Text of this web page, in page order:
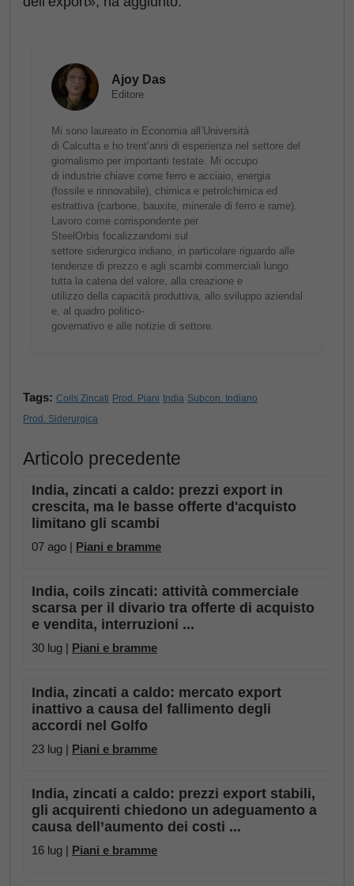
Ajoy Das
Editore
Mi sono laureato in Economia all’Università
di Calcutta e ho trent’anni di esperienza nel settore del
giornalismo per importanti testate. Mi occupo
di industrie chiave come ferro e acciaio, energia
(fossile e rinnovabile), chimica e petrolchimica ed
estrattiva (carbone, bauxite, minerale di ferro e rame).
Lavoro come corrispondente per
SteelOrbis focalizzandomi sul
settore siderurgico indiano, in particolare riguardo alle
tendenze di prezzo e agli scambi commerciali lungo
tutta la catena del valore, alla creazione e
utilizzo della capacità produttiva, allo sviluppo aziendal
e, al quadro politico-
governativo e alle notizie di settore.
Tags: Coils Zincati Prod. Piani India Subcon. Indiano
Prod. Siderurgica
Articolo precedente
India, zincati a caldo: prezzi export in
crescita, ma le basse offerte d'acquisto
limitano gli scambi
07 ago | Piani e bramme
India, coils zincati: attività commerciale
scarsa per il divario tra offerte di acquisto
e vendita, interruzioni ...
30 lug | Piani e bramme
India, zincati a caldo: mercato export
inattivo a causa del fallimento degli
accordi nel Golfo
23 lug | Piani e bramme
India, zincati a caldo: prezzi export stabili,
gli acquirenti chiedono un adeguamento a
causa dell’aumento dei costi ...
16 lug | Piani e bramme